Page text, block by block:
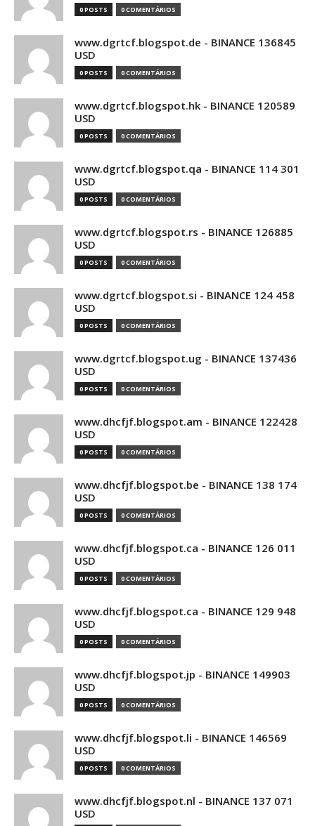
0 POSTS 0 COMENTÁRIOS
www.dgrtcf.blogspot.de - BINANCE 136845
USD
0 POSTS 0 COMENTÁRIOS
www.dgrtcf.blogspot.hk - BINANCE 120589
USD
0 POSTS 0 COMENTÁRIOS
www.dgrtcf.blogspot.qa - BINANCE 114 301
USD
0 POSTS 0 COMENTÁRIOS
www.dgrtcf.blogspot.rs - BINANCE 126885
USD
0 POSTS 0 COMENTÁRIOS
www.dgrtcf.blogspot.si - BINANCE 124 458
USD
0 POSTS 0 COMENTÁRIOS
www.dgrtcf.blogspot.ug - BINANCE 137436
USD
0 POSTS 0 COMENTÁRIOS
www.dhcfjf.blogspot.am - BINANCE 122428
USD
0 POSTS 0 COMENTÁRIOS
www.dhcfjf.blogspot.be - BINANCE 138 174
USD
0 POSTS 0 COMENTÁRIOS
www.dhcfjf.blogspot.ca - BINANCE 126 011
USD
0 POSTS 0 COMENTÁRIOS
www.dhcfjf.blogspot.ca - BINANCE 129 948
USD
0 POSTS 0 COMENTÁRIOS
www.dhcfjf.blogspot.jp - BINANCE 149903
USD
0 POSTS 0 COMENTÁRIOS
www.dhcfjf.blogspot.li - BINANCE 146569
USD
0 POSTS 0 COMENTÁRIOS
www.dhcfjf.blogspot.nl - BINANCE 137 071
USD